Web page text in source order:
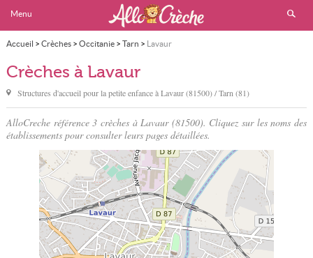
Menu
Accueil > Crèches> Occitanie> Tarn > Lavaur
Crèches à Lavaur
Structures d'accueil pour la petite enfance àLavaur(81500) / Tarn (81)
AlloCreche référence 3 crèches à Lavaur (81500). Cliquez sur les noms des
établissements pour consulter leurs pages détaillées.